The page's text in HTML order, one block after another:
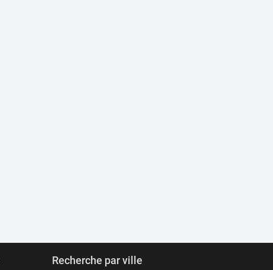
Recherche par ville